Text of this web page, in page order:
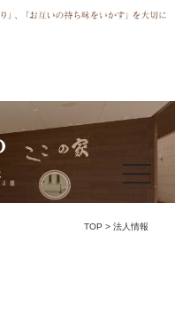
toggle
TOP >法人情報